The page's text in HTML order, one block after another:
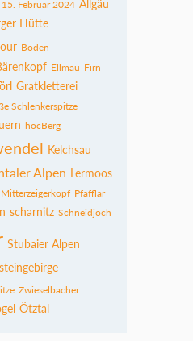
15. Februar 2024 Allgäu
Hütte
Boden
Ellmau Firn
Gratkletterei
Schlenkerspitze
höcBerg
Kelchsau
Alpen Lermoos
Mitterzeigerkopf Pfafflar
scharnitz Schneidjoch
Stubaier Alpen
Zwieselbacher
Ötztal